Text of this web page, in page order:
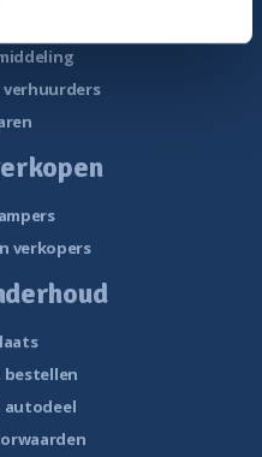
verhuurders
verkopers
bestellen
autodeel